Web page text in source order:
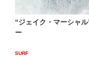
“ジェイク・マーシャ
ー
SURF